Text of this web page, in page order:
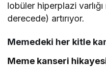
lobüler hiperplazi
derecede) artırıyor.
Memedeki her kitle
Meme kanseri